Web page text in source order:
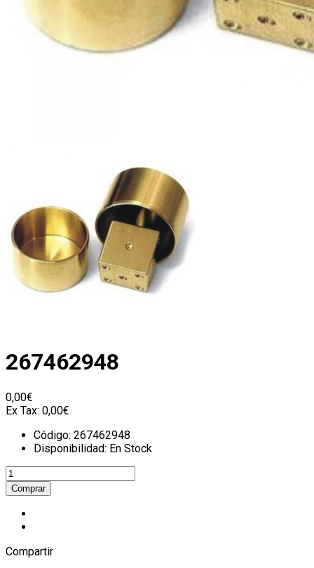
267462948
0,00€
Ex Tax: 0,00€
Código: 267462948
Disponibilidad: En Stock
Compartir